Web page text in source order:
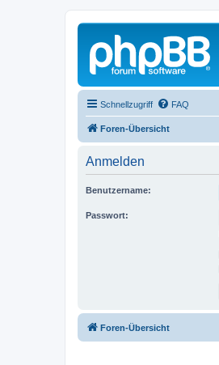
Schnellzugriff FAQ
Foren-Übersicht
Anmelden
Benutzername:
Passwort:
Foren-Übersicht